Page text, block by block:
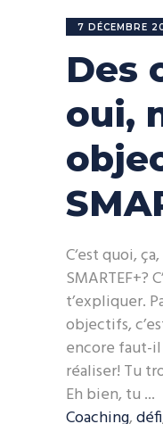
7 DÉCEMBRE
Des
oui,
C‘est quoi,
SMARTEF+?
t’expliquer.
objectifs,
encore faut-
réaliser! Tu
Eh bien, tu
Coaching,défi